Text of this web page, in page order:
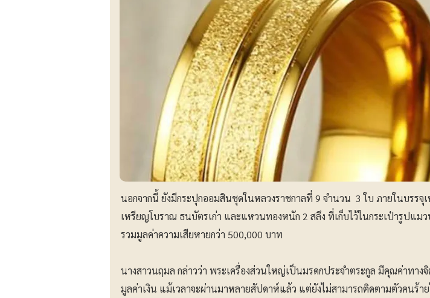
นอกจากนี้ ยังมีกระปุกออมสินชุดในหลวงราชกาลที่ 9 จำนวน 3 ใบ ภายในบรรจุ
เหรียญโบราณ ธนบัตรเก่า และแหวนทองหนัก 2 สลึง ที่เก็บไว้ในกระเป๋ารูปแมว
รวมมูลค่าความเสียหายกว่า 500,000 บาท
นางสาวนฤมล กล่าวว่า พระเครื่องส่วนใหญ่เป็นมรดกประจำตระกูล มีคุณค่าทางจิ
มูลค่าเงิน แม้เวลาจะผ่านมาหลายสัปดาห์แล้ว แต่ยังไม่สามารถติดตามตัวคนร้า